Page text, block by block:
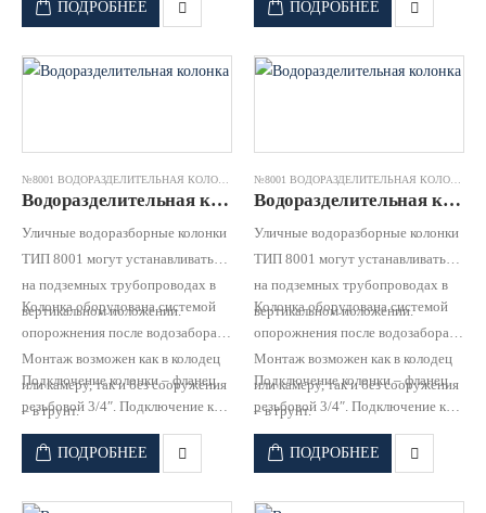
воды населением.
ПОДРОБНЕЕ воды населением.
ПОДРОБНЕЕ
Водоразделительная колонка №8001 чугун оцинк.труба RD 2,25 (h=3200) JAFAR
Уличные водоразборные колонки
ТИП 8001 могут устанавливаться
на подземных трубопроводах в
вертикальном положении.
Колонка оборудована системой
опорожнения после водозабора
Монтаж возможен как в колодец
или камеру, так и без сооружения
– в грунт.
Подключение колонки – фланец
резьбовой 3/4″. Подключение к
водопроводной сети для забора
воды населением.
ПОДРОБНЕЕ
Водоразделительная колонка №8001 чугун оцинк.труба RD 2,5 (h=3450) JAFAR
Уличные водоразборные колонки
ТИП 8001 могут устанавливаться
на подземных трубопроводах в
вертикальном положении.
Колонка оборудована системой
опорожнения после водозабора
Монтаж возможен как в колодец
или камеру, так и без сооружения
– в грунт.
Подключение колонки – фланец
резьбовой 3/4″. Подключение к
водопроводной сети для забора
воды населением.
ПОДРОБНЕЕ